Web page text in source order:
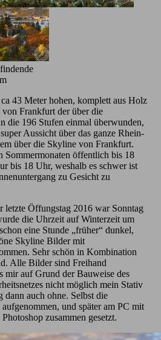
43 Meter hohen, komplett aus Holz
Frankfurt der über die
die 196 Stufen einmal überwunden,
Aussicht über das ganze Rhein-
über die Skyline von Frankfurt.
Sommermonaten öffentlich bis 18
bis 18 Uhr, weshalb es schwer ist
zu Gesicht zu
letzte Öffungstag 2016 war Sonntag
die Uhrzeit auf Winterzeit um
eine Stunde „früher“ dunkel,
Skyline Bilder mit
Sehr schön in Kombination
Alle Bilder sind Freihand
mir auf Grund der Bauweise des
nicht möglich mein Stativ
dann auch ohne. Selbst die
und später am PC mit
zusammen gesetzt.